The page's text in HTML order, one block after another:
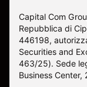
Capital Com
Repubblica di
446198,
Securities and
463/25). Sede
Business Center,